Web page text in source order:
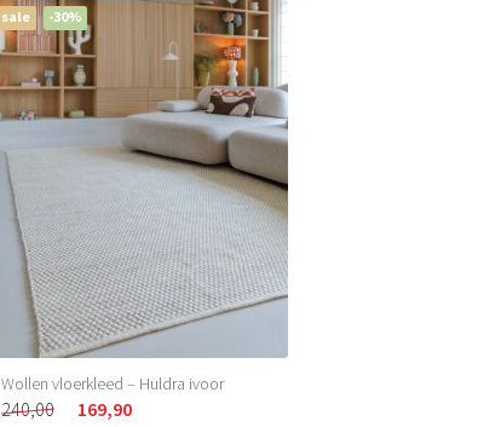
sale -30%
Wollen vloerkleed – Huldra ivoor
240,00 169,90